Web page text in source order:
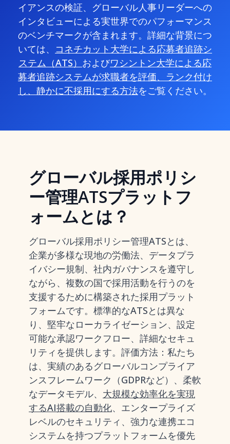
イアンスの検証、グローバル人事リーダーへの
インタビューによる実世界でのパフォーマンス
のベンチマークが含まれます。詳細な背景につ
いては、 コネチカット大学による応募者追跡シ
ステム（ATS） およびワシントン大学による応
募者追跡システムが求職者を評価、ランク付け
し、静かに不採用にする方法をご覧ください。
グローバル採用ポリシ
ー管理ATSプラットフ
ォームとは？
グローバル採用ポリシー管理ATSとは、
企業が多様な現地の労働法、データプラ
イバシー規制、社内ガバナンスを遵守し
ながら、複数の国で採用活動を行うのを
支援するために構築された採用プラット
フォームです。標準的なATSとは異な
り、堅牢なローカライゼーション、設定
可能な承認ワークフロー、詳細なセキュ
リティを提供します。評価方法：私たち
は、実績のあるグローバルコンプライア
ンスフレームワーク（GDPRなど）、柔軟
なデータモデル、 大規模な効率化を実現
するAI搭載の自動化、エンタープライズ
レベルのセキュリティ、強力な連携エコ
システムを持つプラットフォームを優先